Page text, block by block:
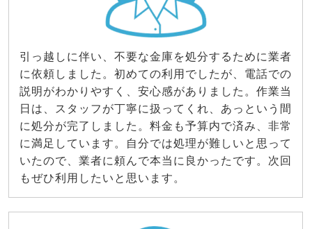
引っ越しに伴い、不要な金庫を処分するために業者
に依頼しました。初めての利用でしたが、電話での
説明がわかりやすく、安心感がありました。作業当
日は、スタッフが丁寧に扱ってくれ、あっという間
に処分が完了しました。料金も予算内で済み、非常
に満足しています。自分では処理が難しいと思って
いたので、業者に頼んで本当に良かったです。次回
もぜひ利用したいと思います。